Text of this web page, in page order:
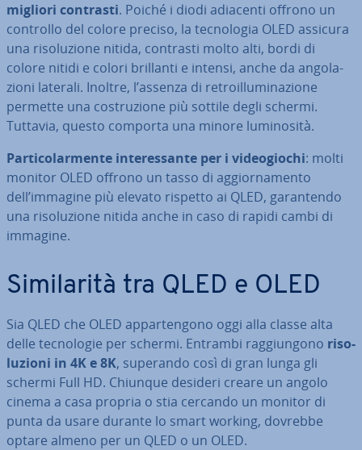
migliori contrasti. Poiché i diodi adiacenti offrono un
controllo del colore preciso, la tec­no­lo­gia OLED assicura
una ri­so­lu­zio­ne nitida, contrasti molto alti, bordi di
colore nitidi e colori brillanti e intensi, anche da an­go­la­
zio­ni laterali. Inoltre, l’assenza di re­troil­lu­mi­na­zio­ne
permette una co­stru­zio­ne più sottile degli schermi.
Tuttavia, questo comporta una minore lu­mi­no­si­tà.
Par­ti­co­lar­men­te in­te­res­san­te per i vi­deo­gio­chi: molti
monitor OLED offrono un tasso di ag­gior­na­men­to
dell’immagine più elevato rispetto ai QLED, ga­ran­ten­do
una ri­so­lu­zio­ne nitida anche in caso di rapidi cambi di
immagine.
Si­mi­la­ri­tà tra QLED e OLED
Sia QLED che OLED ap­par­ten­go­no oggi alla classe alta
delle tec­no­lo­gie per schermi. Entrambi rag­giun­go­no ri­so­
lu­zio­ni in 4K e 8K, superando così di gran lunga gli
schermi Full HD. Chiunque desideri creare un angolo
cinema a casa propria o stia cercando un monitor di
punta da usare durante lo smart working, dovrebbe
optare almeno per un QLED o un OLED.